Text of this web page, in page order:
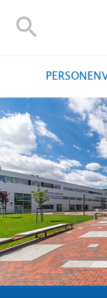
FORSCHUNG
ALUMNI
HOCHSCHULE
BESCHÄFTIGTE
Blogs Kontakt
TH Online-Portal